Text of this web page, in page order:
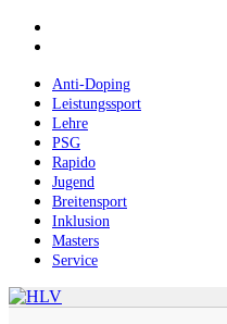
Skip
contentAnti-Doping
Leistungssport
Lehre
PSG
Rapido
Jugend
Breitensport
Inklusion
Masters
Service